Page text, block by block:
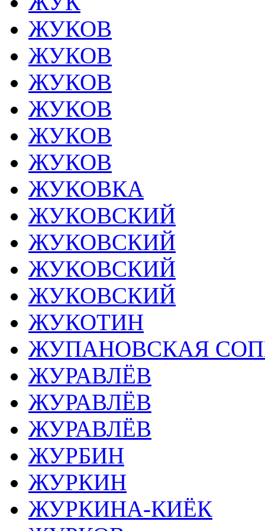
ЖУКОВ
ЖУКОВ
ЖУКОВ
ЖУКОВ
ЖУКОВ
ЖУКОВ
ЖУКОВКА
ЖУКОВСКИЙ
ЖУКОВСКИЙ
ЖУКОВСКИЙ
ЖУКОВСКИЙ
ЖУКОТИН
ЖУПАНОВСКАЯ
ЖУРАВЛЁВ
ЖУРАВЛЁВ
ЖУРАВЛЁВ
ЖУРБИН
ЖУРКИН
ЖУРКИНА-КИЁК